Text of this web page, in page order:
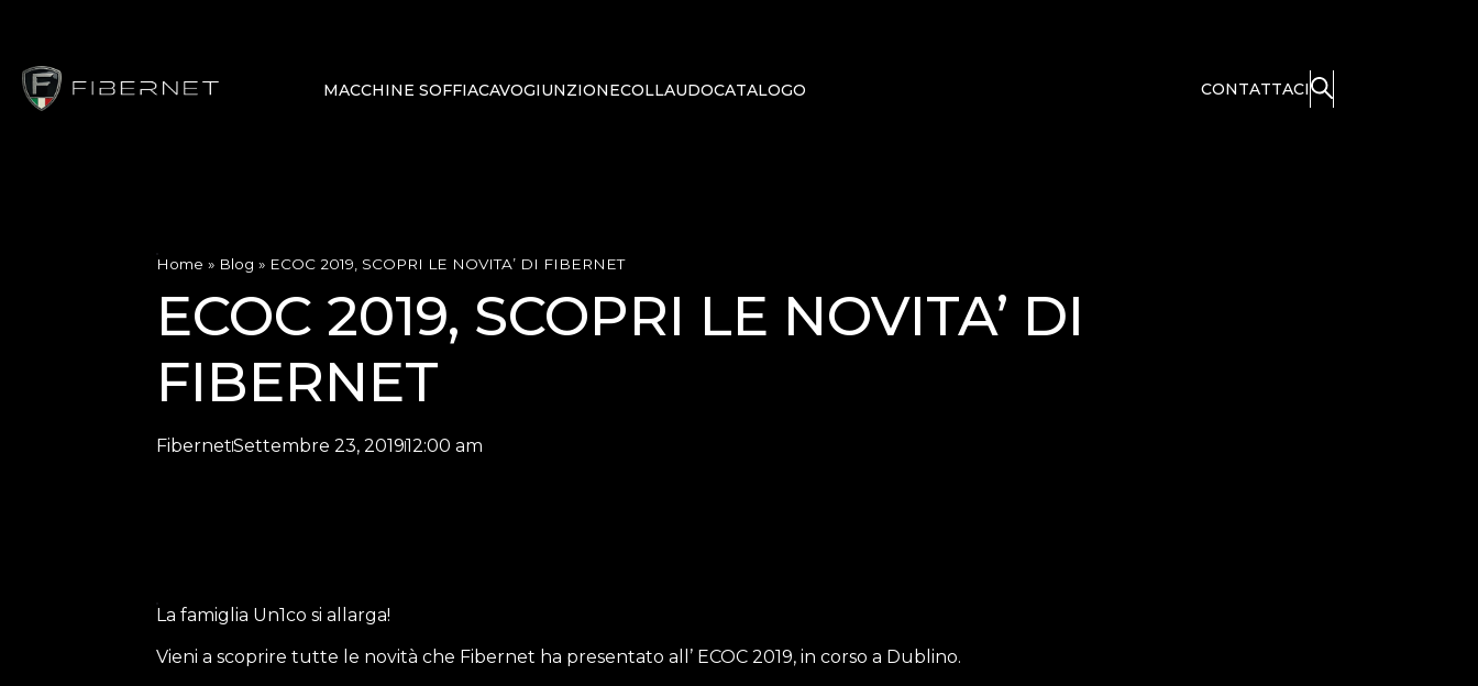
MACCHINE SOFFIACAVOGIUNZIONECOLLAUDOCATALOGO CONTATTACI
Home » Blog » ECOC 2019, SCOPRI LE NOVITA’ DI FIBERNET
ECOC 2019, SCOPRI LE NOVITA’ DI
FIBERNET
FibernetSettembre 23, 201912:00 am
La famiglia Un1co si allarga!
Vieni a scoprire tutte le novità che Fibernet ha presentato all’ ECOC 2019, in corso a Dublino.